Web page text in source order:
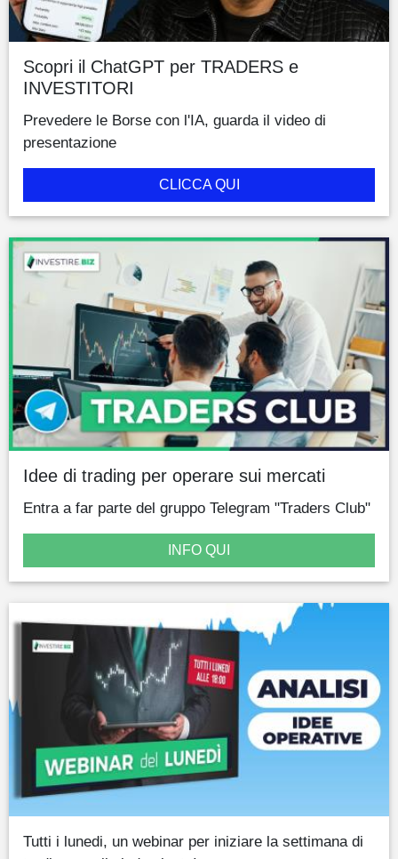
Scopri il ChatGPT per TRADERS e
INVESTITORI
Prevedere le Borse con l'IA, guarda il video di
presentazione
CLICCA QUI
Idee di trading per operare sui mercati
Entra a far parte del gruppo Telegram "Traders Club"
INFO QUI
Tutti i lunedi, un webinar per iniziare la settimana di